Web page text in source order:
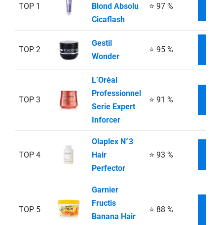
TOP 1
Blond Absolu
Cicaflash
⭐ 97 %
TOP 2
Gestil
Wonder
⭐ 95 %
TOP 3
L’Oréal
Professionnel
Serie Expert
Inforcer
⭐ 91 %
TOP 4
Olaplex N°3
Hair
Perfector
⭐ 93 %
TOP 5
Garnier
Fructis
Banana Hair
⭐ 88 %